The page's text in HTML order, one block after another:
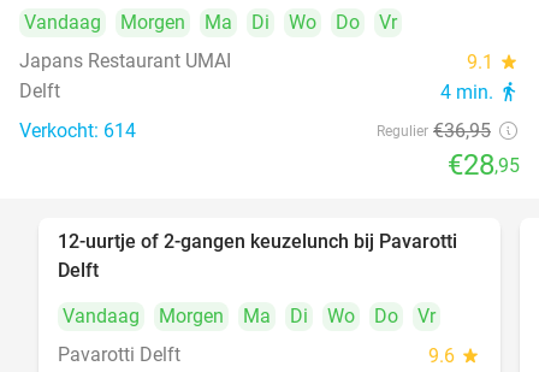
Vandaag Morgen Ma Di Wo Do
Vr
Japans Restaurant UMAI
9.1 star
Delft 4 min. directions_walk
Verkocht: 614 Regulier €36,95
€28,95
31%
12-uurtje of 2-gangen keuzelunch bij Pavarotti
Delft
Vandaag
Morgen Ma Di Wo Do
Vr
Pavarotti Delft
9.6 star